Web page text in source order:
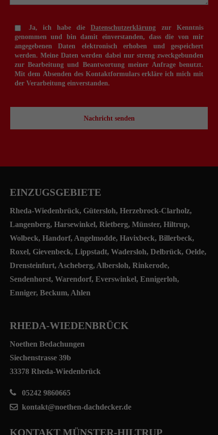
Ja, ich habe die Datenschutzerklärung zur Kenntnis
genommen und bin damit einverstanden, dass die von mir
angegebenen Daten elektronisch erhoben und gespeichert
werden. Meine Daten werden dabei nur streng zweckgebunden
zur Bearbeitung und Beantwortung meiner Anfrage benutzt.
Mit dem Absenden des Kontaktformulars erkläre ich mich mit
der Verarbeitung einverstanden.
Nachricht senden
EINZUGSGEBIETE
Rheda-Wiedenbrück, Gütersloh, Herzebrock-Clarholz,
Langenberg, Harsewinkel, Rietberg, Münster, Hiltrup,
Wolbeck, Handorf, Angelmodde, Havixbeck, Billerbeck,
Roxel, Gievenbeck, Lippstadt, Wadersloh, Delbrück, Oelde,
Drensteinfurt, Ascheberg, Albersloh, Rinkerode,
Sendenhorst, Warendorf, Everswinkel, Ennigerloh,
Enniger, Beckum, Ahlen
RHEDA-WIEDENBRÜCK
Noethen Bedachungen
Siechenstrasse 39b
33378 Rheda-Wiedenbrück
05242 9860665
kontakt@noethen-dachdecker.de
KONTAKT MÜNSTER-HILTRUP